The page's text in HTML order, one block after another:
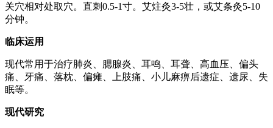
关穴相对处取穴。直刺0.5-1寸。艾炷灸3-5壮，或艾条灸5-10
分钟。
临床运用
现代常用于治疗肺炎、腮腺炎、耳鸣、耳聋、高血压、偏头
痛、牙痛、落枕、偏瘫、上肢痛、小儿麻痹后遗症、遗尿、失
眠等。
现代研究